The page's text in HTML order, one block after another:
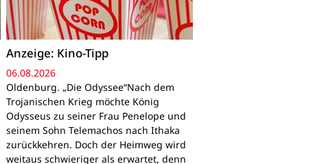
Anzeige: Kino-Tipp
06.08.2026
Oldenburg. „Die Odyssee“Nach dem
Trojanischen Krieg möchte König
Odysseus zu seiner Frau Penelope und
seinem Sohn Telemachos nach Ithaka
zurückkehren. Doch der Heimweg wird
weitaus schwieriger als erwartet, denn